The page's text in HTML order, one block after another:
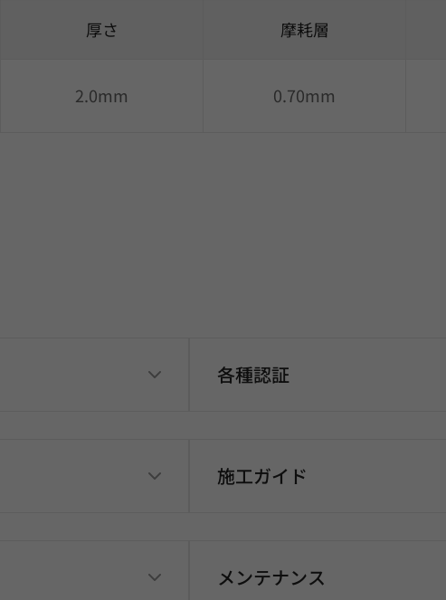
厚さ 摩耗層
2.0mm 0.70mm
各種認証
施工ガイド
メンテナンス